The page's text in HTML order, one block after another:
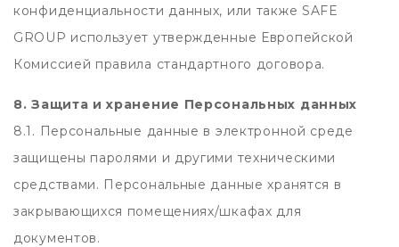
конфиденциальности данных, или также SAFE
GROUP использует утвержденные Европейской
Комиссией правила стандартного договора.
8. Защита и хранение Персональных данных
8.1. Персональные данные в электронной среде
защищены паролями и другими техническими
средствами. Персональные данные хранятся в
закрывающихся помещениях/шкафах для
документов.